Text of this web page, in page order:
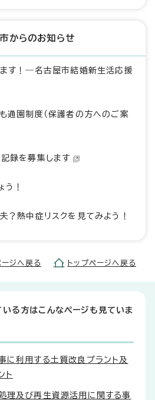
からのお知らせ
す！―名古屋市結婚新生活応援
通園制度（保護者の方へのご案
録を募集します
う！
？熱中症リスクを見てみよう！
ジへ戻る トップページへ戻る
いる方はこんなページも見ていま
に利用する土質改良プラント及
ト
理及び再生資源活用に関する事